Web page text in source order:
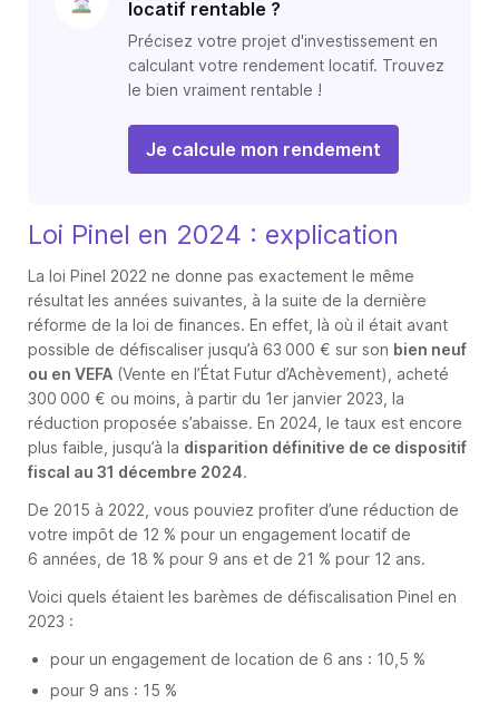
locatif rentable ?
Précisez votre projet d'investissement en
calculant votre rendement locatif. Trouvez
le bien vraiment rentable !
Je calcule mon rendement
Loi Pinel en 2024 : explication
La loi Pinel 2022 ne donne pas exactement le même
résultat les années suivantes, à la suite de la dernière
réforme de la loi de finances. En effet, là où il était avant
possible de défiscaliser jusqu’à 63 000 € sur son bien neuf
ou en VEFA (Vente en l’État Futur d’Achèvement), acheté
300 000 € ou moins, à partir du 1er janvier 2023, la
réduction proposée s’abaisse. En 2024, le taux est encore
plus faible, jusqu’à la disparition définitive de ce dispositif
fiscal au 31 décembre 2024.
De 2015 à 2022, vous pouviez profiter d’une réduction de
votre impôt de 12 % pour un engagement locatif de
6 années, de 18 % pour 9 ans et de 21 % pour 12 ans.
Voici quels étaient les barèmes de défiscalisation Pinel en
2023 :
pour un engagement de location de 6 ans : 10,5 %
pour 9 ans : 15 %